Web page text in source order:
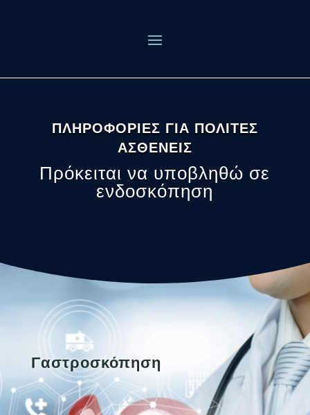
ΠΛΗΡΟΦΟΡΙΕΣ ΓΙΑ ΠΟΛΙΤΕΣ
ΑΣΘΕΝΕΙΣ
Πρόκειται να υποβληθώ σε
ενδοσκόπηση
Γαστροσκόπηση